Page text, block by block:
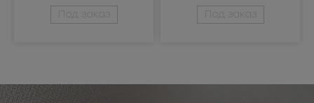
Под заказ Под заказ